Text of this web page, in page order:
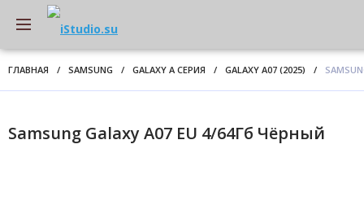
ГЛАВНАЯ / SAMSUNG / GALAXY A СЕРИЯ / GALAXY A07 (2025) /
Samsung Galaxy A07 EU 4/64Гб Чёрный